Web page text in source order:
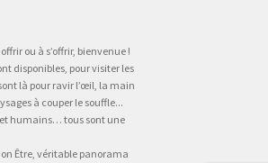
ou à s’offrir, bienvenue !
disponibles, pour visiter les
là pour ravir l’œil, la main
à couper le souffle...
et humains… tous sont une
Être, véritable panorama